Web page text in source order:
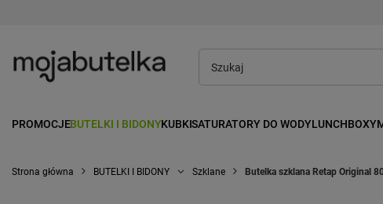
PROMOCJEBUTELKI I BIDONYKUBKISATURATORY DO WODYLUNCHBOXY
Strona główna BUTELKI I BIDONY Szklane Butelka szklana Retap Original